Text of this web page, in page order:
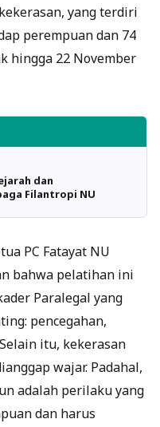
yang terdiri
perempuan dan 74
hingga 22 November
dan
Filantropi NU
PC Fatayat NU
bahwa pelatihan ini
Paralegal yang
pencegahan,
itu, kekerasan
wajar. Padahal,
adalah perilaku yang
dan harus